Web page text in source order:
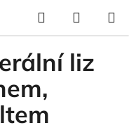
Hledat
KOŠÍK
liz